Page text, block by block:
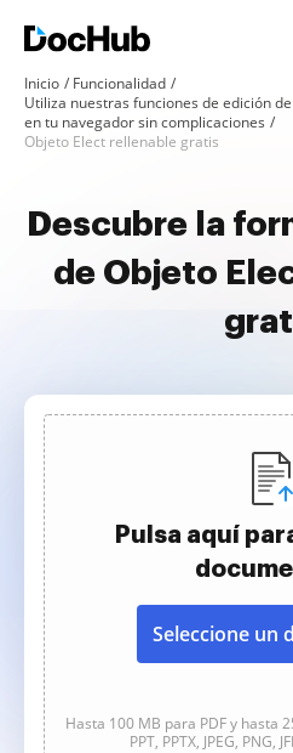
Inicio
Funcionalidad
Utiliza nuestras funciones de edición
en tu navegador sin complicaciones
Objeto Elect rellenable gratis
Descubre la
de Objeto
Pulsa aquí
Seleccione un
Hasta 100 MB para PDF y hasta
PPT, PPTX, JPEG, PNG,